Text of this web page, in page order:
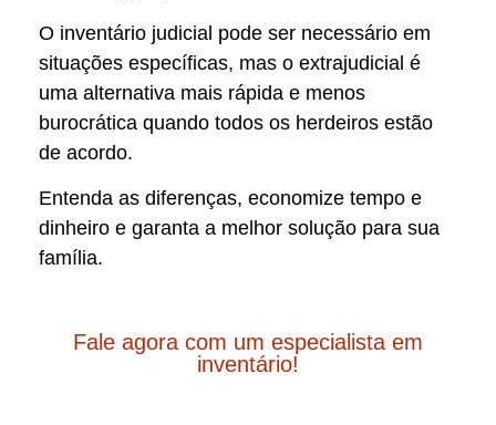
O inventário judicial pode ser necessário em
situações específicas, mas o extrajudicial é
uma alternativa mais rápida e menos
burocrática quando todos os herdeiros estão
de acordo.
Entenda as diferenças, economize tempo e
dinheiro e garanta a melhor solução para sua
família.
Fale agora com um especialista em
inventário!